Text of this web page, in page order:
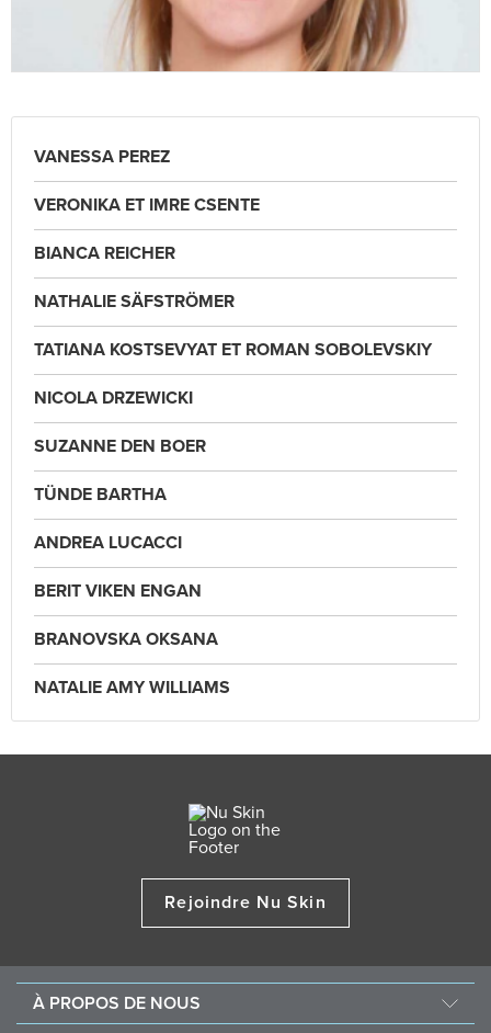
VANESSA PEREZ
VERONIKA ET IMRE CSENTE
BIANCA REICHER
NATHALIE SÄFSTRÖMER
TATIANA KOSTSEVYAT ET ROMAN SOBOLEVSKIY
NICOLA DRZEWICKI
SUZANNE DEN BOER
TÜNDE BARTHA
ANDREA LUCACCI
BERIT VIKEN ENGAN
BRANOVSKA OKSANA
NATALIE AMY WILLIAMS
Rejoindre Nu Skin
À PROPOS DE NOUS